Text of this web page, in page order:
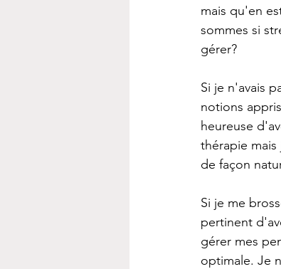
mais qu'en
sommes si
gérer?
Si je n'avais
notions
heureuse
thérapie
de façon
Si je me
pertinent
gérer mes
optimale. Je